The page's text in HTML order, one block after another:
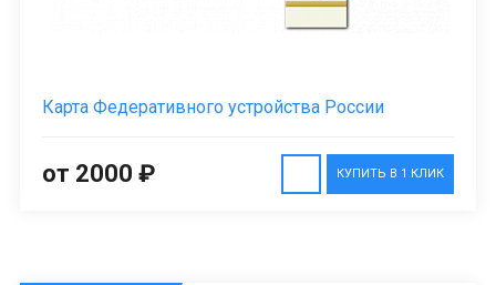
Карта Федеративного устройства России
КУПИТЬ В 1 КЛИК
от 2000 ₽